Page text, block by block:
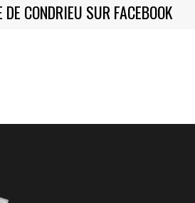
CONDRIEU SUR FACEBOOK